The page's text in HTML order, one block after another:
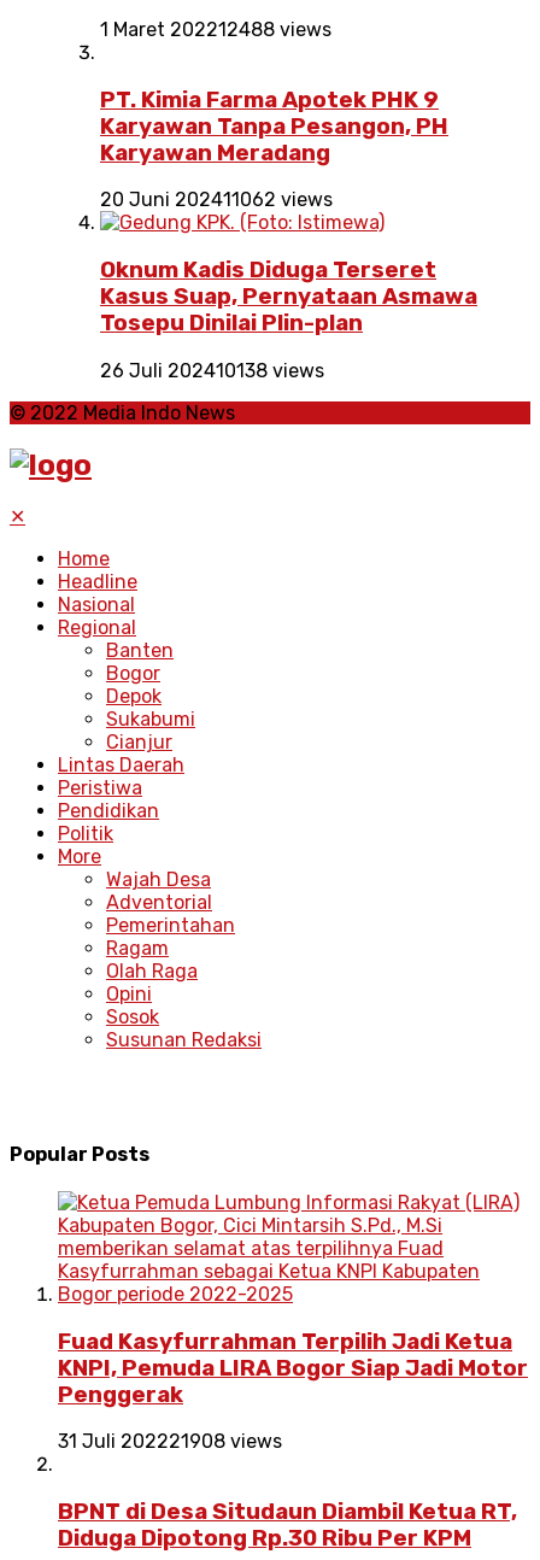
1 Maret 202212488 views
PT. Kimia Farma Apotek PHK 9
Karyawan Tanpa Pesangon, PH
Karyawan Meradang
20 Juni 202411062 views
Oknum Kadis Diduga Terseret
Kasus Suap, Pernyataan Asmawa
Tosepu Dinilai Plin-plan
26 Juli 202410138 views
© 2022 Media Indo News
✕
Home
Headline
Nasional
Regional
Banten
Bogor
Depok
Sukabumi
Cianjur
Lintas Daerah
Peristiwa
Pendidikan
Politik
More
Wajah Desa
Adventorial
Pemerintahan
Ragam
Olah Raga
Opini
Sosok
Susunan Redaksi
Popular Posts
Fuad Kasyfurrahman Terpilih Jadi Ketua
KNPI, Pemuda LIRA Bogor Siap Jadi Motor
Penggerak
31 Juli 202221908 views
BPNT di Desa Situdaun Diambil Ketua RT,
Diduga Dipotong Rp.30 Ribu Per KPM